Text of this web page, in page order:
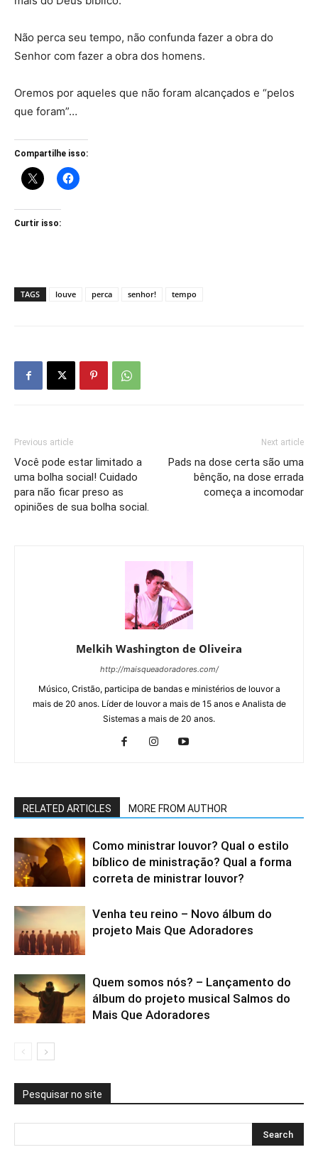
Não perca seu tempo, não confunda fazer a obra do
Senhor com fazer a obra dos homens.
Oremos por aqueles que não foram alcançados e “pelos
que foram”…
Compartilhe isso:
Curtir isso:
TAGS louve perca senhor! tempo
Previous article
Você pode estar limitado a
uma bolha social! Cuidado
para não ficar preso as
opiniões de sua bolha social.
Next article
Pads na dose certa são uma
bênção, na dose errada
começa a incomodar
Melkih Washington de Oliveira
http://maisqueadoradores.com/
Músico, Cristão, participa de bandas e ministérios de louvor a
mais de 20 anos. Líder de louvor a mais de 15 anos e Analista de
Sistemas a mais de 20 anos.
RELATED ARTICLES MORE FROM AUTHOR
Como ministrar louvor? Qual o estilo
bíblico de ministração? Qual a forma
correta de ministrar louvor?
Venha teu reino – Novo álbum do
projeto Mais Que Adoradores
Quem somos nós? – Lançamento do
álbum do projeto musical Salmos do
Mais Que Adoradores
Pesquisar no site